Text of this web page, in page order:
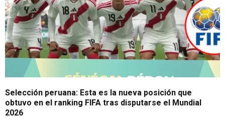
Selección peruana: Esta es la nueva posición que
obtuvo en el ranking FIFA tras disputarse el Mundial
2026